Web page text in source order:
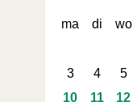
ma di wo
3
4 5
10
11 12